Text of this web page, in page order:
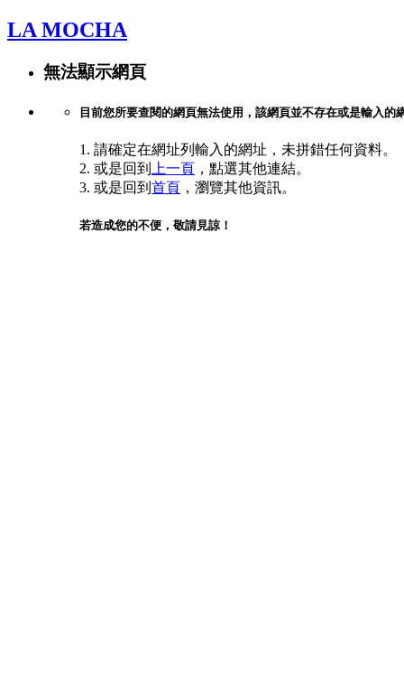
LA MOCHA
無法顯示網頁
目前您所要查閱的網頁無法使用，該網頁並不存在或是輸入的
1. 請確定在網址列輸入的網址，未拼錯任何資料。
2. 或是回到
上一頁 ，點選其他連結。
3. 或是回到 首頁 ，瀏覽其他資訊。
若造成您的不便，敬請見諒！